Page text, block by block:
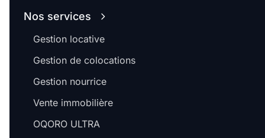
Nos services
Gestion locative
Gestion de colocations
Gestion nourrice
Vente immobilière
OQORO ULTRA